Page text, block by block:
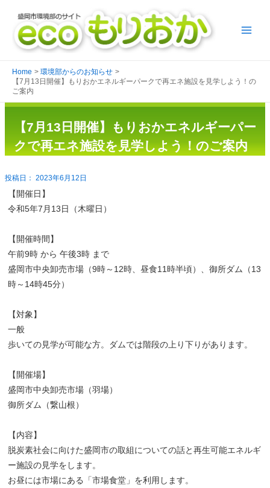
Home
環境部からのお知らせ
【7月13日開催】もりおかエネルギーパークで再エネ施設を見学しよう！の
ご案内
【7月13日開催】もりおかエネルギーパー
クで再エネ施設を見学しよう！のご案内
2023年6月12日
【開催日】
令和5年7月13日（木曜日）
【開催時間】
午前9時 から 午後3時 まで
盛岡市中央卸売市場（9時～12時、昼食11時半頃）、御所ダム（13
時～14時45分）
【対象】
一般
歩いての見学が可能な方。ダムでは階段の上り下りがあります。
【開催場】
盛岡市中央卸売市場（羽場）
御所ダム（繋山根）
【内容】
脱炭素社会に向けた盛岡市の取組についての話と再生可能エネルギ
ー施設の見学をします。
お昼には市場にある「市場食堂」を利用します。